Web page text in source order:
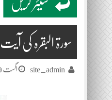
شیئر کریں
سورۃ البقرہ کی آیت 187کی تفسیر
site_admin اگست 29, 2023